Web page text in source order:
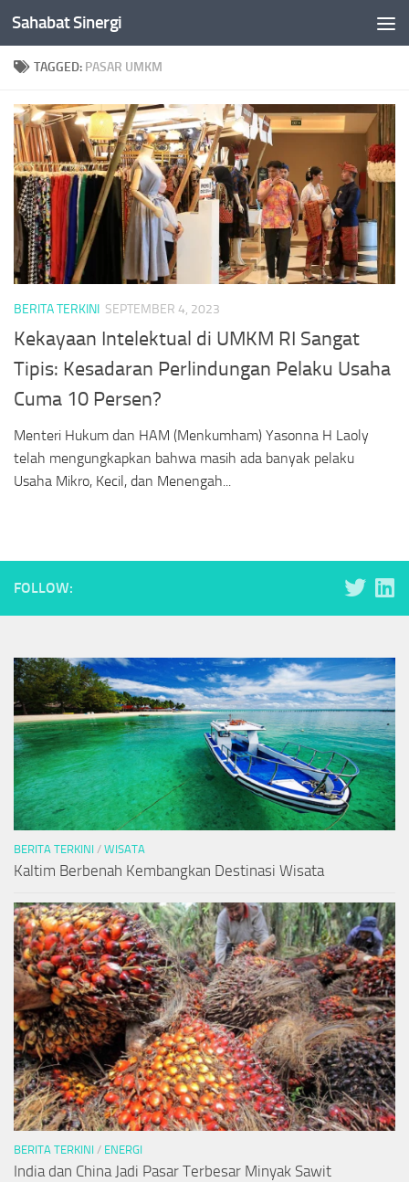
Skip to content
Sahabat Sinergi
TAGGED: PASAR UMKM
BERITA TERKINI SEPTEMBER 4, 2023
Kekayaan Intelektual di UMKM RI Sangat
Tipis: Kesadaran Perlindungan Pelaku Usaha
Cuma 10 Persen?
Menteri Hukum dan HAM (Menkumham) Yasonna H Laoly
telah mengungkapkan bahwa masih ada banyak pelaku
Usaha Mikro, Kecil, dan Menengah...
FOLLOW:
BERITA TERKINI / WISATA
Kaltim Berbenah Kembangkan Destinasi Wisata
BERITA TERKINI / ENERGI
India dan China Jadi Pasar Terbesar Minyak Sawit